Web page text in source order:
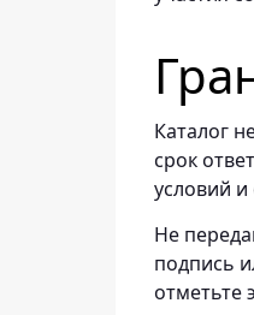
Каталог
срок
условий и
Не
подпись
отметьте